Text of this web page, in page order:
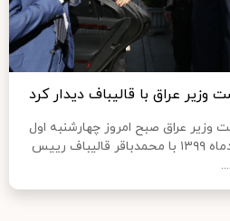
وزیر عراق با قالیباف دیدار کرد
وزیر عراق صبح امروز چهارشنبه اول
مردادماه ۱۳۹۹ با محمدباقر قالیباف رییس